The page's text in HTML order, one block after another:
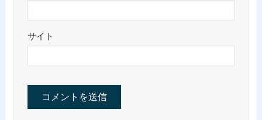
サイト